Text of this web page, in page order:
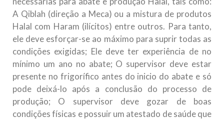
A Qiblah (direção a Meca) ou a mistura de produtos
Halal com Haram (ilícitos) entre outros. Para tanto,
ele deve esforçar-se ao máximo para suprir todas as
condições exigidas; Ele deve ter experiência de no
mínimo um ano no abate; O supervisor deve estar
presente no frigorífico antes do inicio do abate e só
pode deixá-lo após a conclusão do processo de
produção; O supervisor deve gozar de boas
condições físicas e possuir um atestado de saúde que